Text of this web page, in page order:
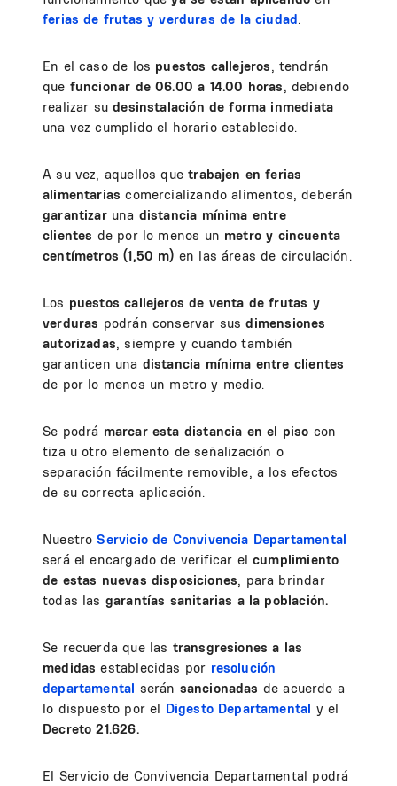
ferias de frutas y verduras de la ciudad.
En el caso de los puestos callejeros, tendrán
que funcionar de 06.00 a 14.00 horas, debiendo
realizar sudesinstalación de forma inmediata
una vez cumplido el horario establecido.
A su vez, aquellos quetrabajen en ferias
alimentarias comercializando alimentos, deberán
garantizaruna distancia mínima entre
clientes de por lo menos un metro y cincuenta
centímetros (1,50 m) en las áreas de circulación.
Los puestos callejeros de venta de frutas y
verduras podrán conservar susdimensiones
autorizadas, siempre y cuando también
garanticen una distancia mínima entre clientes
de por lo menos un metro y medio.
Se podrá marcar esta distancia en el piso con
tiza u otro elemento de señalización o
separación fácilmente removible, a los efectos
de su correcta aplicación.
NuestroServicio de Convivencia Departamental
será el encargado de verificar elcumplimiento
de estas nuevas disposiciones, para brindar
todas las garantías sanitarias a la población.
Se recuerda que las transgresiones a las
medidas establecidas por resolución
departamental serán sancionadas de acuerdo a
lo dispuesto por el Digesto Departamental y el
Decreto 21.626.
El Servicio de Convivencia Departamental podrá